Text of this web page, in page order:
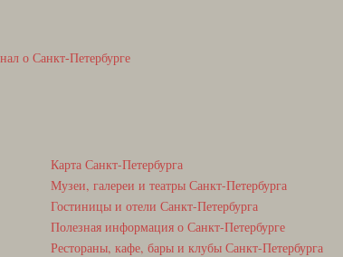
о Санкт-Петербурге
Карта Санкт-Петербурга
Музеи, галереи и театры Санкт-Петербурга
Гостиницы и отели Санкт-Петербурга
Полезная информация о Санкт-Петербурге
Рестораны, кафе, бары и клубы Санкт-Петербурга